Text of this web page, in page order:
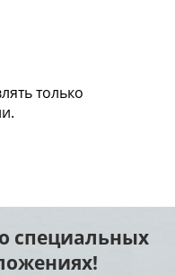
только
специальных